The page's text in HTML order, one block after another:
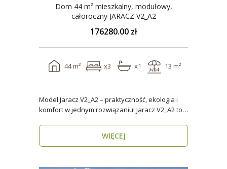
Dom 44 m² mieszkalny, modułowy,
całoroczny JARACZ V2_A2
176280.00 zł
44 m² x3 x1 13 m²
Model Jaracz V2_A2 – praktyczność, ekologia i
komfort w jednym rozwiązaniu! Jaracz V2_A2 to
WIĘCEJ